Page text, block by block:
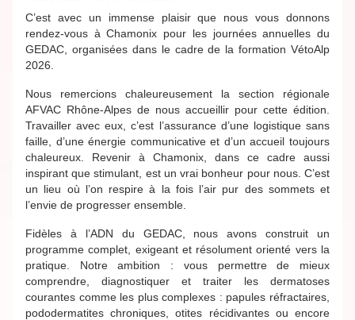
C’est avec un immense plaisir que nous vous donnons
rendez-vous à Chamonix pour les journées annuelles du
GEDAC, organisées dans le cadre de la formation VétoAlp
2026.
Nous remercions chaleureusement la section régionale
AFVAC Rhône-Alpes de nous accueillir pour cette édition.
Travailler avec eux, c’est l’assurance d’une logistique sans
faille, d’une énergie communicative et d’un accueil toujours
chaleureux. Revenir à Chamonix, dans ce cadre aussi
inspirant que stimulant, est un vrai bonheur pour nous. C’est
un lieu où l’on respire à la fois l’air pur des sommets et
l’envie de progresser ensemble.
Fidèles à l’ADN du GEDAC, nous avons construit un
programme complet, exigeant et résolument orienté vers la
pratique. Notre ambition : vous permettre de mieux
comprendre, diagnostiquer et traiter les dermatoses
courantes comme les plus complexes : papules réfractaires,
pododermatites chroniques, otites récidivantes ou encore